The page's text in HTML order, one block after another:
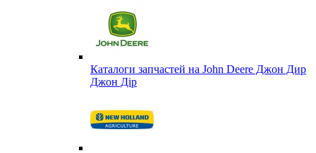
Каталоги запчастей на John Deere Джон Дир
Джон Дір